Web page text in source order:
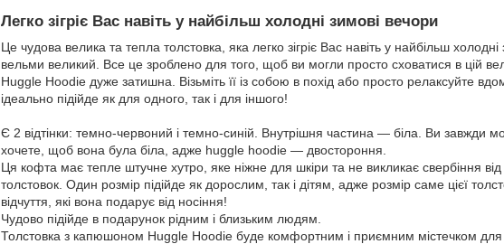
Легко зігріє Вас навіть у найбільш холодні зимові вечори
Це чудова велика та тепла толстовка, яка легко зігріє Вас навіть у найбільш
вельми великий. Все це зроблено для того, щоб ви могли просто сховатися в цій
Huggle Hoodie дуже затишна. Візьміть її із собою в похід або просто релаксуйте
ідеально підійде як для одного, так і для іншого!
Є 2 відтінки: темно-червоний і темно-синій. Внутрішня частина — біла. Ви завжди
хочете, щоб вона була біла, адже huggle hoodie — двостороння.
Ця кофта має тепле штучне хутро, яке ніжне для шкіри та не викликає свербіння
толстовок. Один розмір підійде як дорослим, так і дітям, адже розмір саме цієї
відчуття, які вона подарує від носіння!
Чудово підійде в подарунок рідним і близьким людям.
Толстовка з капюшоном Huggle Hoodie буде комфортним і приємним містечком для